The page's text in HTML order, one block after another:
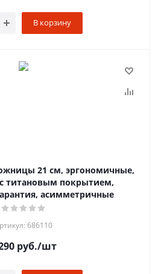
В корзину
21 см, эргономичные,
титановым покрытием,
асимметричные
686110
руб./шт